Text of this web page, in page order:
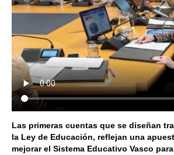
Las primeras cuentas que se diseñan
la Ley de Educación, reflejan una
mejorar el Sistema Educativo Vasco